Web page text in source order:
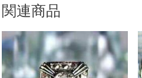
関連商品